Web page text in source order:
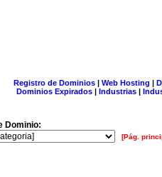
Registro de Dominios| Web Hosting |
Dominios Expirados | Industrias |
Dominio:
[Pág.